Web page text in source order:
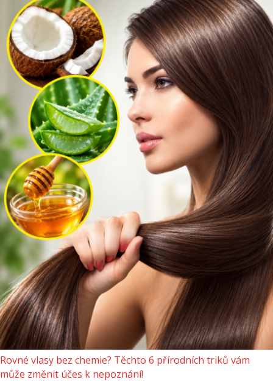
Rovné vlasy bez chemie? Těchto 6 přírodních triků vám
může změnit účes k nepoznání!